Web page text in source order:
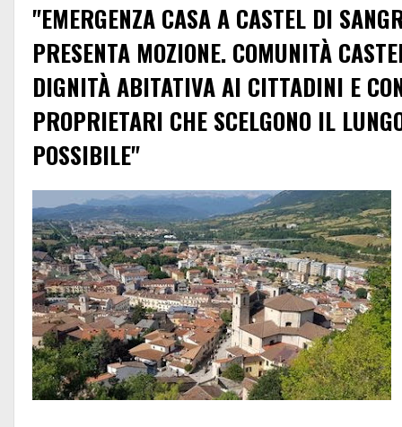
"EMERGENZA CASA A CASTEL DI
PRESENTA MOZIONE. COMUNITÀ
DIGNITÀ ABITATIVA AI CITTADINI E
PROPRIETARI CHE SCELGONO IL
POSSIBILE"